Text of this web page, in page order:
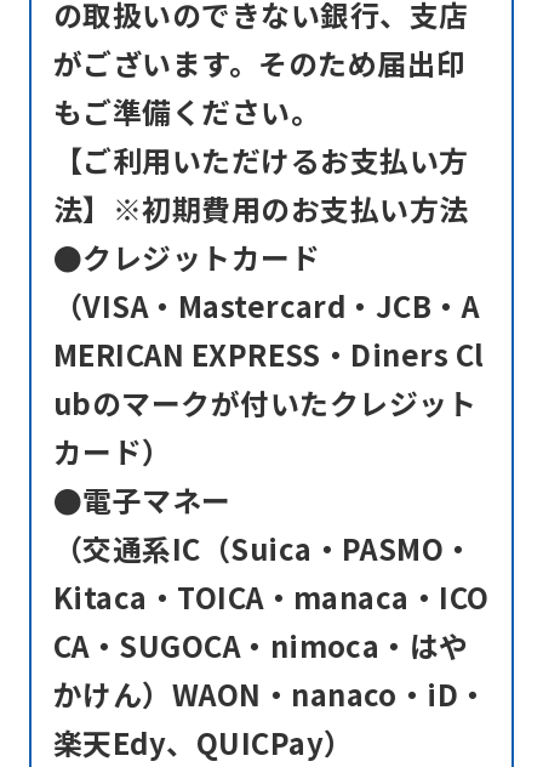
の取扱いのできない銀行、支店
がございます。そのため届出印
もご準備ください。
【ご利用いただけるお支払い方
法】※初期費用のお支払い方法
●クレジットカード
（VISA・Mastercard・JCB・A
MERICAN EXPRESS・Diners Cl
ubのマークが付いたクレジット
カード）
●電子マネー
（交通系IC（Suica・PASMO・
Kitaca・TOICA・manaca・ICO
CA・SUGOCA・nimoca・はや
かけん）WAON・nanaco・iD・
楽天Edy、QUICPay）